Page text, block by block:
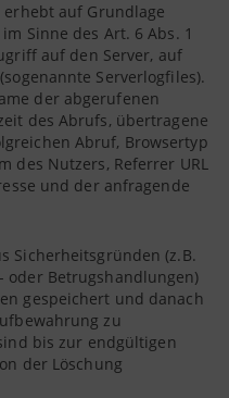
auf Grundlage
Sinne des Art. 6 Abs. 1
auf den Server, auf
Serverlogfiles).
der abgerufenen
des Abrufs, übertragene
Abruf, Browsertyp
des Nutzers, Referrer URL
und der anfragende
Sicherheitsgründen (z.B.
oder Betrugshandlungen)
gespeichert und danach
zu
bis zur endgültigen
der Löschung